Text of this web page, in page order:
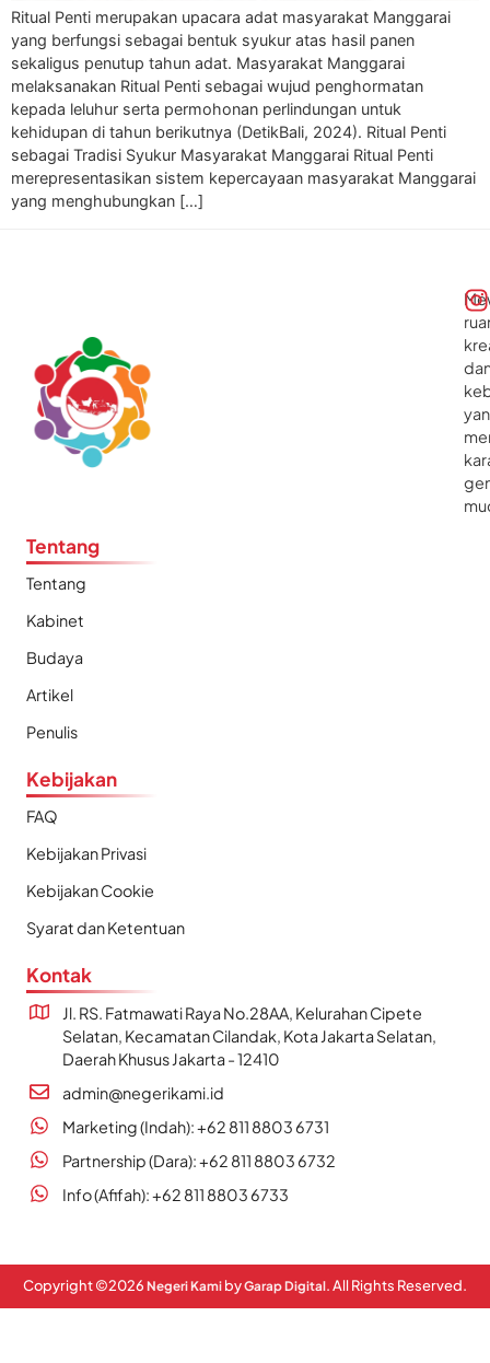
Ritual Penti merupakan upacara adat masyarakat Manggarai
yang berfungsi sebagai bentuk syukur atas hasil panen
sekaligus penutup tahun adat. Masyarakat Manggarai
melaksanakan Ritual Penti sebagai wujud penghormatan
kepada leluhur serta permohonan perlindungan untuk
kehidupan di tahun berikutnya (DetikBali, 2024). Ritual Penti
sebagai Tradisi Syukur Masyarakat Manggarai Ritual Penti
merepresentasikan sistem kepercayaan masyarakat Manggarai
yang menghubungkan […]
Tentang
Tentang
Kabinet
Budaya
Artikel
Penulis
Kebijakan
FAQ
Kebijakan Privasi
Kebijakan Cookie
Syarat dan Ketentuan
Kontak
Jl. RS. Fatmawati Raya No.28AA, Kelurahan Cipete
Selatan, Kecamatan Cilandak, Kota Jakarta Selatan,
Daerah Khusus Jakarta - 12410
admin@negerikami.id
Marketing (Indah): +62 811 8803 6731
Partnership (Dara): +62 811 8803 6732
Info (Afifah): +62 811 8803 6733
Copyright ©2026 Negeri Kami byGarap Digital. All Rights Reserved.